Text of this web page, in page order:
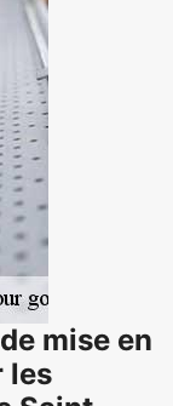
mise en
les